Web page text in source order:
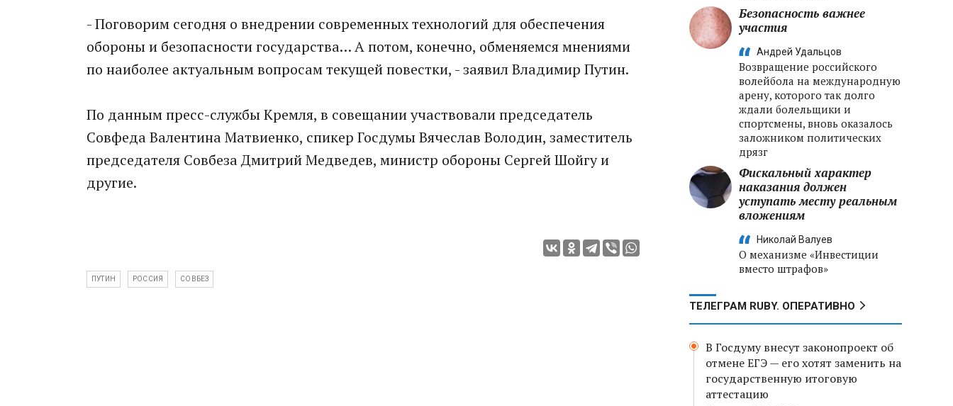
- Поговорим сегодня о внедрении современных технологий для обеспечения
обороны и безопасности государства… А потом, конечно, обменяемся мнениями
по наиболее актуальным вопросам текущей повестки, - заявил Владимир Путин.
По данным пресс-службы Кремля, в совещании участвовали председатель
Совфеда Валентина Матвиенко, спикер Госдумы Вячеслав Володин, заместитель
председателя Совбеза Дмитрий Медведев, министр обороны Сергей Шойгу и
другие.
ПУТИН РОССИЯ СОВБЕЗ
Безопасность важнее
участия
Андрей Удальцов
Возвращение российского
волейбола на международную
арену, которого так долго
ждали болельщики и
спортсмены, вновь оказалось
заложником политических
дрязг
Фискальный характер
наказания должен
уступать месту реальным
вложениям
Николай Валуев
О механизме «Инвестиции
вместо штрафов»
ТЕЛЕГРАМ RUBY. ОПЕРАТИВНО
В Госдуму внесут законопроект об
отмене ЕГЭ — его хотят заменить на
государственную итоговую
аттестацию